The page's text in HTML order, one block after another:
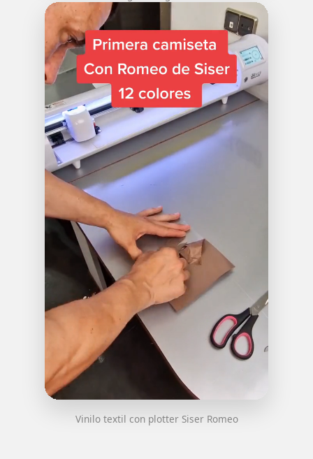
Vinilo textil con plotter Siser Romeo